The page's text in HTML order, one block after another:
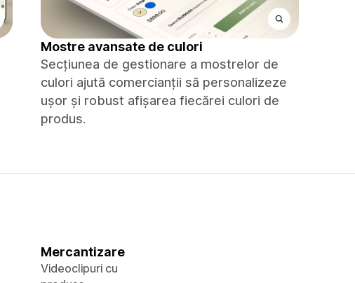
Mostre avansate de culori
Secțiunea de gestionare a mostrelor de
culori ajută comercianții să personalizeze
ușor și robust afișarea fiecărei culori de
produs.
Mercantizare
Videoclipuri cu